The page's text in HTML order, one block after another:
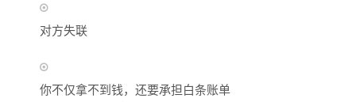
对方失联
你不仅拿不到钱，还要承担白条账单